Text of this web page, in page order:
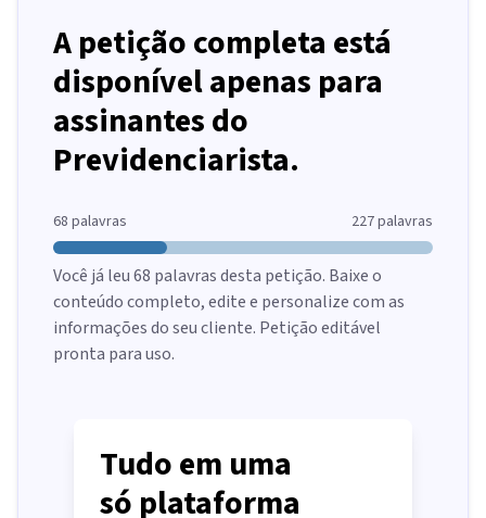
A petição completa está
disponível apenas para
assinantes do
Previdenciarista.
68 palavras 227palavras
Você já leu68 palavras desta petição. Baixe o
conteúdo completo, edite e personalize com as
informações do seu cliente. Petição editável
pronta para uso.
Tudo em uma
só plataforma